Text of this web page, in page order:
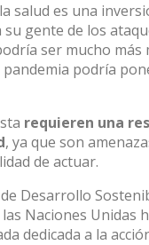
salud es una
gente de los
ser mucho más
podría
requieren una
, ya que son
de actuar.
Desarrollo
las Naciones Unidas
dedicada a la